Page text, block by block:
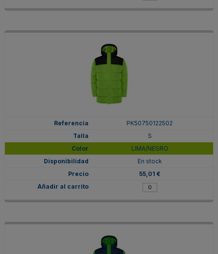
PK50750122502
S
LIMA/NEGRO
En stock
55,01 €